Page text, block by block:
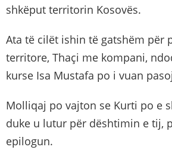
shkëput territorin Kosovës.
Ata të cilët ishin të gatshëm për
territore, Thaçi me kompani,
kurse Isa Mustafa po i vuan
Molliqaj po vajton se Kurti po e
duke u lutur për dështimin e tij,
epilogun.